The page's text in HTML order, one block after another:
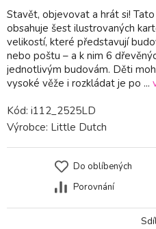
Stavět, objevovat a hrát si!
obsahuje šest ilustrovaných
velikostí, které představují
nebo poštu – a k nim 6
jednotlivým budovám. Děti
vysoké věže i rozkládat je po ...
Kód: i112_2525LD
Výrobce: Little Dutch
Do oblíbených
Porovnání